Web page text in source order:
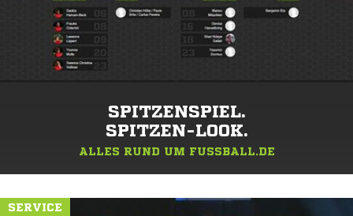
SPITZENSPIEL.
SPITZEN-LOOK.
ALLES RUND UM FUSSBALL.DE
SERVICE